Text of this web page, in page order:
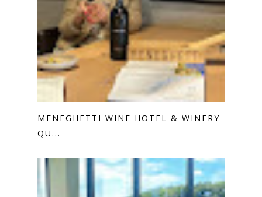
MENEGHETTI WINE HOTEL & WINERY-
QU...